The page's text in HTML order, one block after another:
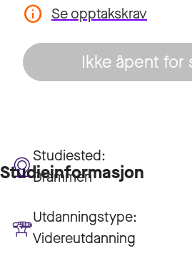
Se opptakskrav
Ikke åpent for
Studieinformasjon
Studiested:
Drammen
Utdanningstype:
Videreutdanning